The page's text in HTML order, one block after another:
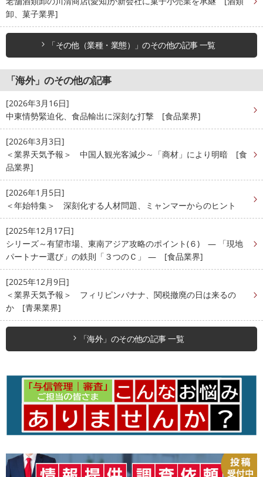
卸、菓子業界]
「その他（業種・業態）」のその他の記事 一覧
「海外」のその他の記事
[2026年3月16日]
中東情勢緊迫化、食品輸出に深刻な打撃 [食品業界]
[2026年3月3日]
＜業界天気予報＞ 中国人観光客減少～「商材」により明暗 [食
品業界]
[2026年1月5日]
＜年始特集＞ 深刻化する人材問題、ミャンマーからのヒント
[2025年12月17日]
シリーズ～有望市場、東南アジア攻略のポイント(６) ― 「現地
パートナー選び」の鉄則「３つのＣ」 ― [食品業界]
[2025年12月9日]
＜業界天気予報＞ フィリピンバナナ、関税撤廃の日は来るの
か [青果業界]
「海外」のその他の記事 一覧